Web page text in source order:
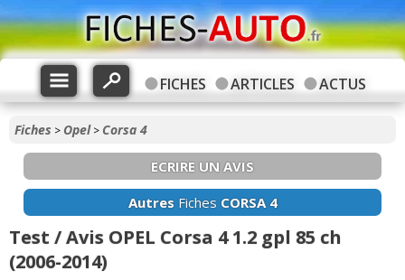
FICHES ARTICLES ACTUS
Fiches > Opel> Corsa 4
ECRIRE UN AVIS
AutresFiches CORSA 4
Test / Avis OPEL Corsa 4 1.2 gpl 85 ch
(2006-2014)